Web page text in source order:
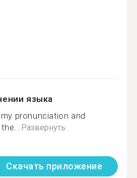
языка
pronunciation and
Развернуть
Скачать приложение